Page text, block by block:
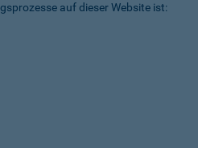
auf dieser Website ist: